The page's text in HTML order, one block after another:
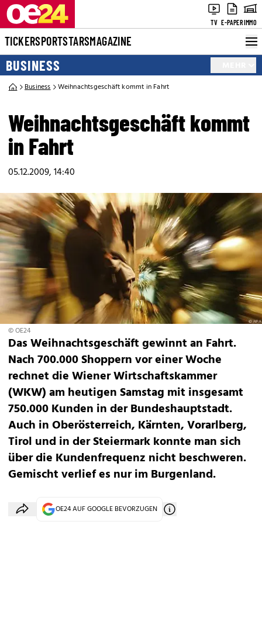
TV E-PAPERIMMO
TICKERSPORTSTARSMAGAZINE
BUSINESS
Business Weihnachtsgeschäft kommt in Fahrt
Weihnachtsgeschäft kommt
in Fahrt
05.12.2009, 14:40
© OE24
Das Weihnachtsgeschäft gewinnt an Fahrt.
Nach 700.000 Shoppern vor einer Woche
rechnet die Wiener Wirtschaftskammer
(WKW) am heutigen Samstag mit insgesamt
750.000 Kunden in der Bundeshauptstadt.
Auch in Oberösterreich, Kärnten, Vorarlberg,
Tirol und in der Steiermark konnte man sich
über die Kundenfrequenz nicht beschweren.
Gemischt verlief es nur im Burgenland.
OE24 AUF GOOGLE BEVORZUGEN